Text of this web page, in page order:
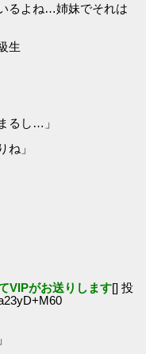
るよね…姉妹でそれは
生
るし…」
」
VIPがお送りします[] 投